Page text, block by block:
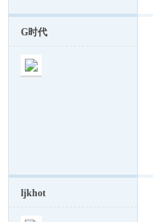
G时代
ljkhot